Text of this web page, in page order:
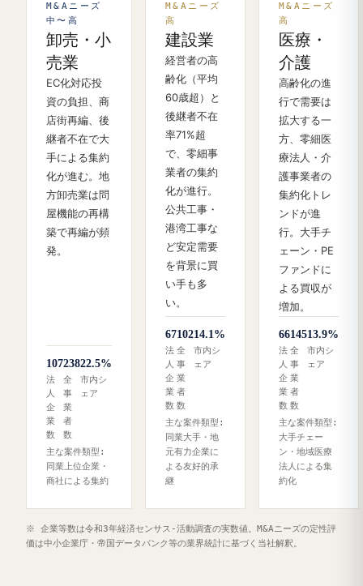
M&Aニーズ
中〜高
卸売・小
売業
EC化対応投
資の負担、商
店街再編、後
継者不在で大
手による集約
化が進む。地
方卸売業は問
屋機能の再構
築で再編が頻
発。
107
法
人
企
業
数
238
全
事
業
者
数
22.5%
市内シ
ェア
主な案件類型:
同業上位企業・
商社による集約
M&Aニーズ
高
建設業
経営者の高
齢化（平均
60歳超）と
後継者不在
率71%超
で、零細事
業者の集約
化が進行。
公共工事・
港湾工事な
ど安定需要
を背景に買
い手も多
い。
67
法
人
企
業
数
102
全
事
業
者
数
14.1%
市内シ
ェア
主な案件類型:
同業大手・地
元有力企業に
よる友好的承
継
M&Aニーズ
高
医療・
介護
高齢化の進
行で需要は
拡大する一
方、零細医
療法人・介
護事業者の
集約化トレ
ンドが進
行。大手チ
ェーン・PE
ファンドに
よる買収が
増加。
66
法
人
企
業
数
145
全
事
業
者
数
13.9%
市内シ
ェア
主な案件類型:
大手チェー
ン・地域医療
法人による集
約化
※ 企業等数は令和3年経済センサス‐活動調査の実数値。M&Aニーズの定性評
価は中小企業庁・帝国データバンク等の業界統計に基づく当社解釈。